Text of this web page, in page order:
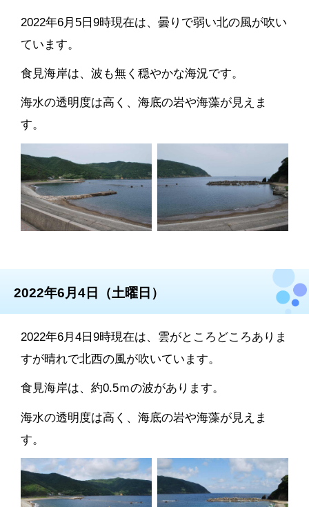
2022年6月5日9時現在は、曇りで弱い北の風が吹い
ています。
食見海岸は、波も無く穏やかな海況です。
海水の透明度は高く、海底の岩や海藻が見えま
す。
2022年6月4日（土曜日）
2022年6月4日9時現在は、雲がところどころありま
すが晴れで北西の風が吹いています。
食見海岸は、約0.5ｍの波があります。
海水の透明度は高く、海底の岩や海藻が見えま
す。